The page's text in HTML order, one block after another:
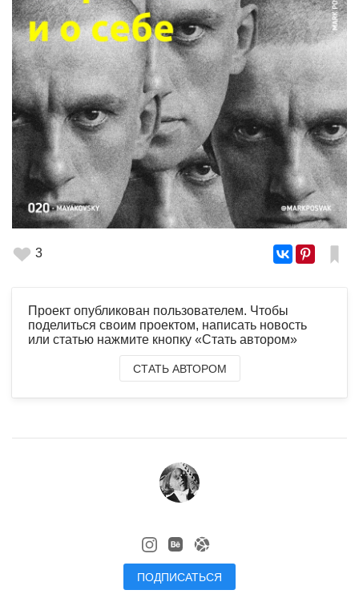
3
Проект опубликован пользователем. Чтобы
поделиться своим проектом, написать новость
или статью нажмите кнопку «Стать автором»
СТАТЬ АВТОРОМ
ПОДПИСАТЬСЯ